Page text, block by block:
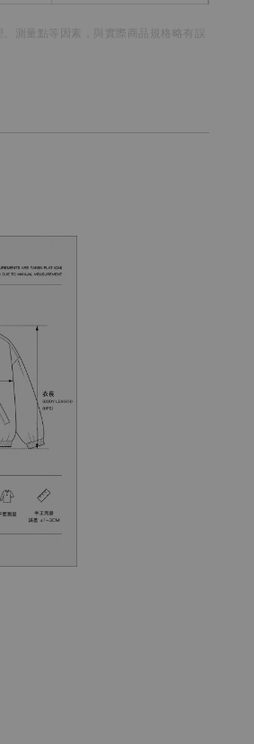
測量點等因素，
與實際商品規格略有誤